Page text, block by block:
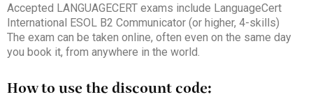
Accepted LANGUAGECERT exams include LanguageCert
International ESOL B2 Communicator (or higher, 4-skills)
The exam can be taken online, often even on the same day
you book it, from anywhere in the world.
How to use the discount code: